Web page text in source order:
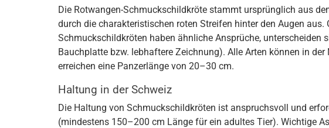
Die Rotwangen-Schmuckschildkröte stammt ursprünglich aus
durch die charakteristischen roten Streifen hinter den Augen aus.
Schmuckschildkröten haben ähnliche Ansprüche, unterscheiden
Bauchplatte bzw. lebhaftere Zeichnung). Alle Arten können in
erreichen eine Panzerlänge von 20–30 cm.
Haltung in der Schweiz
Die Haltung von Schmuckschildkröten ist anspruchsvoll und
(mindestens 150–200 cm Länge für ein adultes Tier). Wichtige